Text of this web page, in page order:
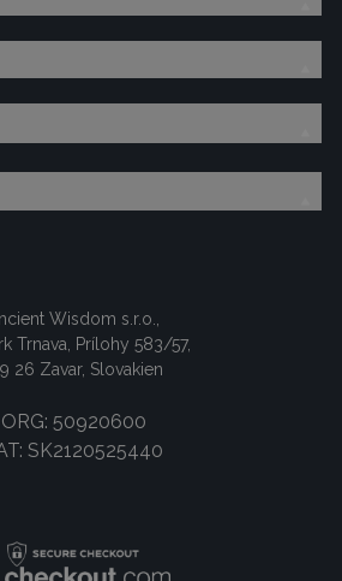
Wisdom s.r.o.,
Trnava, Prílohy 583/57,
26 Zavar, Slovakien
ORG: 50920600
SK2120525440